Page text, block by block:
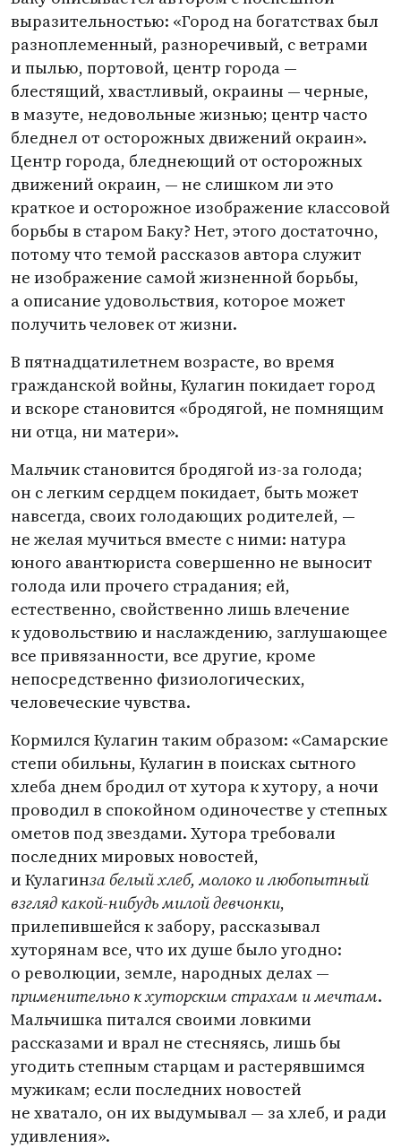
выразительностью: «Город на богатствах был
разноплеменный, разноречивый, с ветрами
и пылью, портовой, центр города —
блестящий, хвастливый, окраины — черные,
в мазуте, недовольные жизнью; центр часто
бледнел от осторожных движений окраин».
Центр города, бледнеющий от осторожных
движений окраин, — не слишком ли это
краткое и осторожное изображение классовой
борьбы в старом Баку? Нет, этого достаточно,
потому что темой рассказов автора служит
не изображение самой жизненной борьбы,
а описание удовольствия, которое может
получить человек от жизни.
В пятнадцатилетнем возрасте, во время
гражданской войны, Кулагин покидает город
и вскоре становится «бродягой, не помнящим
ни отца, ни матери».
Мальчик становится бродягой из-за голода;
он с легким сердцем покидает, быть может
навсегда, своих голодающих родителей, —
не желая мучиться вместе с ними: натура
юного авантюриста совершенно не выносит
голода или прочего страдания; ей,
естественно, свойственно лишь влечение
к удовольствию и наслаждению, заглушающее
все привязанности, все другие, кроме
непосредственно физиологических,
человеческие чувства.
Кормился Кулагин таким образом: «Самарские
степи обильны, Кулагин в поисках сытного
хлеба днем бродил от хутора к хутору, а ночи
проводил в спокойном одиночестве у степных
ометов под звездами. Хутора требовали
последних мировых новостей,
и Кулагинза белый хлеб, молоко и любопытный
взгляд какой-нибудь милой девчонки,
прилепившейся к забору, рассказывал
хуторянам все, что их душе было угодно:
о революции, земле, народных делах —
применительно к хуторским страхам и мечтам.
Мальчишка питался своими ловкими
рассказами и врал не стесняясь, лишь бы
угодить степным старцам и растерявшимся
мужикам; если последних новостей
не хватало, он их выдумывал — за хлеб, и ради
удивления».